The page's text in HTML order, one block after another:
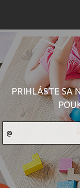
PRIHLÁSTE SA